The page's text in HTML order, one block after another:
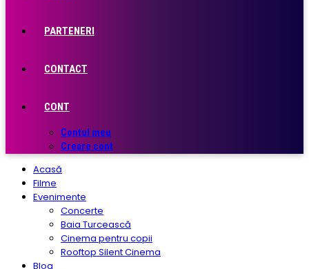
PARTENERI
CONTACT
CONT
Contul meu
Creare cont
Acasă
Filme
Evenimente
Concerte
Baia Turcească
Cinema pentru copii
Rooftop Silent Cinema
Blog